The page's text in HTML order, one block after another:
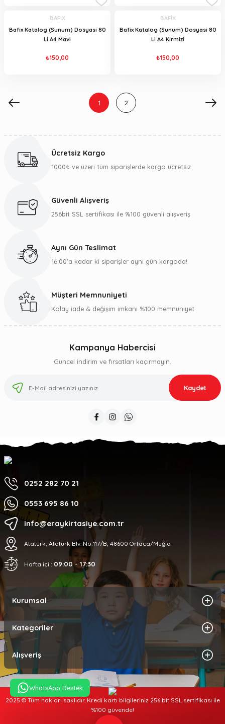
BAFİX
Bafix Katalog (Sunum) Dosyasi 80
Li A4 Mavi
₺150,00
BAFİX
Bafix Katalog (Sunum) Dosyasi 80
Li A4 Kirmizi
₺150,00
1 2
Ücretsiz Kargo
1000₺ ve üzeri tüm siparişlerde kargo ücretsiz
Güvenli Alışveriş
256bit SSL sertifikası ile %100 güvenli alışveriş
Aynı Gün Teslimat
16:00’a kadar ki siparişler aynı gün kargoda!
Müşteri Memnuniyeti
Kolay iade & değişim imkanı %100 memnuniyet
Kampanya Habercisi
Güncel indirim ve fırsatları kaçırmayın.
Kaydet
0252 282 70 21
0553 695 86 10
info@eraykirtasiye.com.tr
Atatürk, Atatürk Blv. No:117/B, 48600 Ortaca/Muğla
Hafta içi : 09:00 - 17:30
Kurumsal
Kategoriler
Alışveriş
2025 © Tüm hakları saklıdır. Kredi kartı bilgileriniz 256 bit SSL sertifikası ile
%100 güvende!
WhatsApp Destek